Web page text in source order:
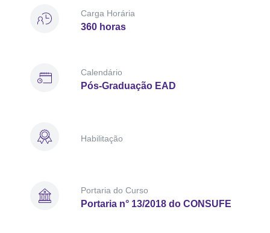
Carga Horária
360 horas
Calendário
Pós-Graduação EAD
Habilitação
Portaria do Curso
Portaria n° 13/2018 do CONSUFE